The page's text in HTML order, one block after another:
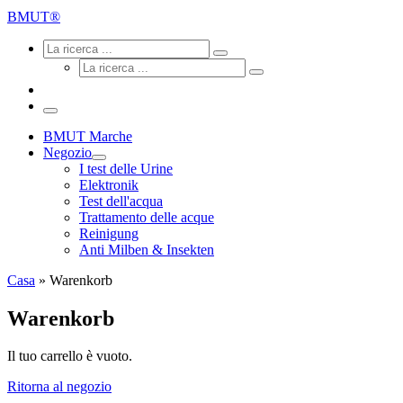
BMUT®
Ricerca
Ricerca
La
ricerca
Ricerca
La
Menu
BMUT Marche
Negozio
I test delle Urine
Elektronik
Test dell'acqua
Trattamento delle acque
Reinigung
Anti Milben & Insekten
Casa » Warenkorb
Warenkorb
Il tuo carrello è vuoto.
Ritorna al negozio